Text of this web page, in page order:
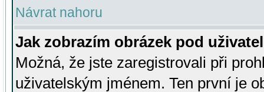
Návrat nahoru
Jak zobrazím obrázek pod
Možná, že jste zaregistrovali při
uživatelským jménem. Ten první je